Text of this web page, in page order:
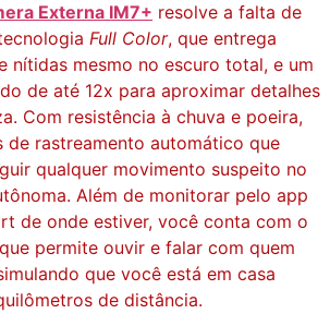
Externa IM7+ resolve a falta de
Full Color, que entrega
nítidas mesmo no escuro total, e um
de até 12x para aproximar detalhes
Com resistência à chuva e poeira,
de rastreamento automático que
qualquer movimento suspeito no
Além de monitorar pelo app
de onde estiver, você conta com o
permite ouvir e falar com quem
que você está em casa
de distância.